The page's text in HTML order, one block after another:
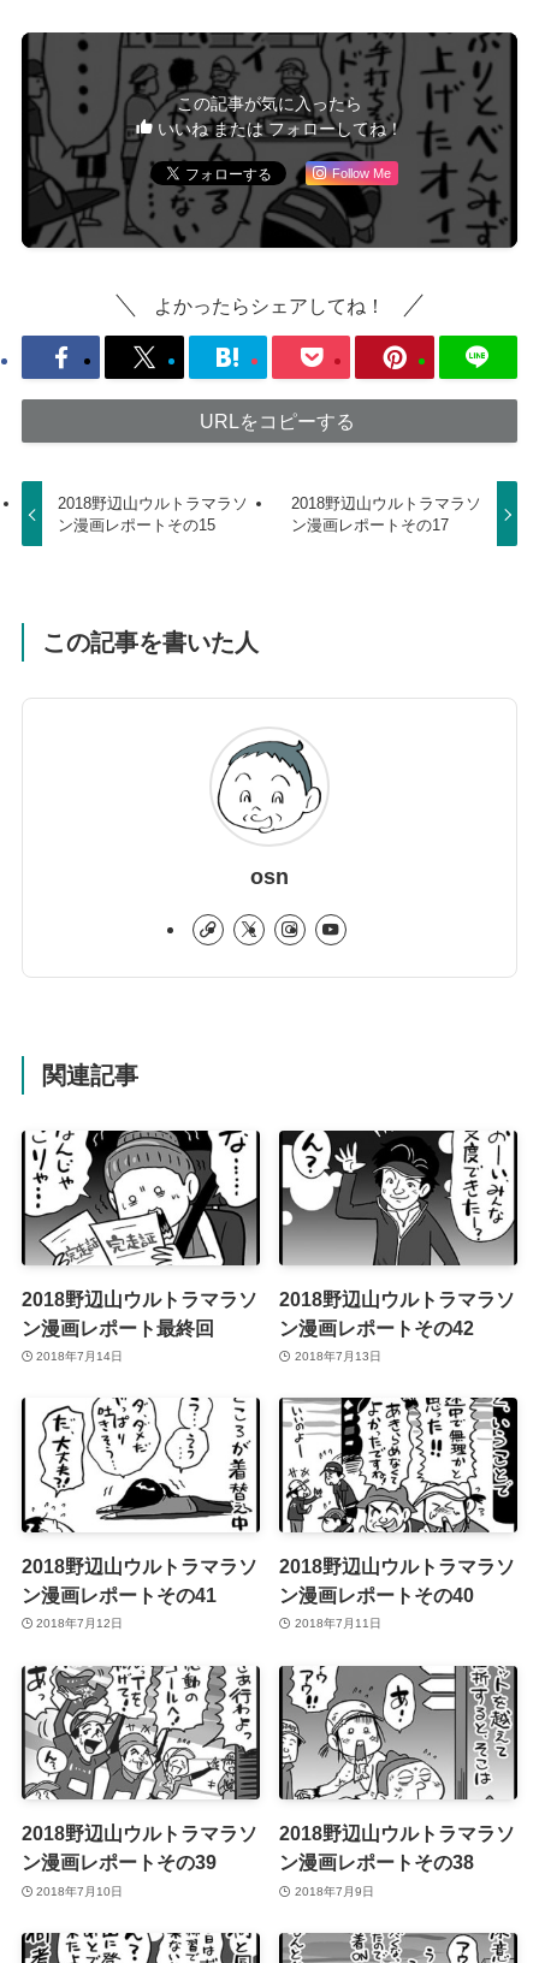
この記事が気に入ったら
いいね または フォローしてね！
Follow Me
よかったらシェアしてね！
URLをコピーする
2018野辺山ウルトラマラソ
ン漫画レポートその15
2018野辺山ウルトラマラソ
ン漫画レポートその17
この記事を書いた人
osn
関連記事
2018野辺山ウルトラマラソ
ン漫画レポート最終回
2018年7月14日
2018野辺山ウルトラマラソ
ン漫画レポートその42
2018年7月13日
2018野辺山ウルトラマラソ
ン漫画レポートその41
2018年7月12日
2018野辺山ウルトラマラソ
ン漫画レポートその40
2018年7月11日
2018野辺山ウルトラマラソ
ン漫画レポートその39
2018年7月10日
2018野辺山ウルトラマラソ
ン漫画レポートその38
2018年7月9日